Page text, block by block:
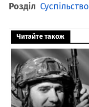
Розділ Суспільство
Читайте також